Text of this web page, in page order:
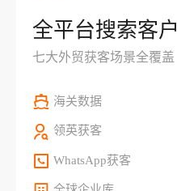
全平台搜索客户
七大外贸获客场景全覆盖
海关数据
领英获客
WhatsApp获客